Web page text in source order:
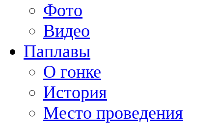
Фото
Видео
Паплавы
О гонке
История
Место проведения